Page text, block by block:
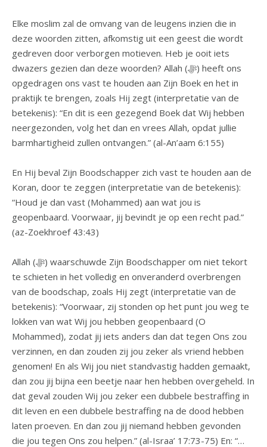
Elke moslim zal de omvang van de leugens inzien die in
deze woorden zitten, afkomstig uit een geest die wordt
gedreven door verborgen motieven. Heb je ooit iets
dwazers gezien dan deze woorden? Allah (ﷻ) heeft ons
opgedragen ons vast te houden aan Zijn Boek en het in
praktijk te brengen, zoals Hij zegt (interpretatie van de
betekenis): “En dit is een gezegend Boek dat Wij hebben
neergezonden, volg het dan en vrees Allah, opdat jullie
barmhartigheid zullen ontvangen.” (al-An’aam 6:155)
En Hij beval Zijn Boodschapper zich vast te houden aan de
Koran, door te zeggen (interpretatie van de betekenis):
“Houd je dan vast (Mohammed) aan wat jou is
geopenbaard. Voorwaar, jij bevindt je op een recht pad.”
(az-Zoekhroef 43:43)
Allah (ﷻ) waarschuwde Zijn Boodschapper om niet tekort
te schieten in het volledig en onveranderd overbrengen
van de boodschap, zoals Hij zegt (interpretatie van de
betekenis): “Voorwaar, zij stonden op het punt jou weg te
lokken van wat Wij jou hebben geopenbaard (O
Mohammed), zodat jij iets anders dan dat tegen Ons zou
verzinnen, en dan zouden zij jou zeker als vriend hebben
genomen! En als Wij jou niet standvastig hadden gemaakt,
dan zou jij bijna een beetje naar hen hebben overgeheld. In
dat geval zouden Wij jou zeker een dubbele bestraffing in
dit leven en een dubbele bestraffing na de dood hebben
laten proeven. En dan zou jij niemand hebben gevonden
die jou tegen Ons zou helpen.” (al-Israa’ 17:73-75) En: “…